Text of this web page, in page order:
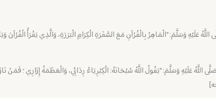
عَلَيْهِ وَسَلَّمَ: “الْمَاهِرُ بِالْقُرْآنِ مَعَ السَّفَرَةِ الْكِرَامِ الْبَرَرَةِ، وَالَّذِي يَقْرَأُ الْقُرْآنَ
عَلَيْهِ وَسَلَّمَ: “يَقُولُ اللَّهُ سُبْحَانَهُ: الْكِبْرِيَاءُ رِدَائِي، وَالْعَظَمَةُ إِزَارِي ؛ فَمَنْ